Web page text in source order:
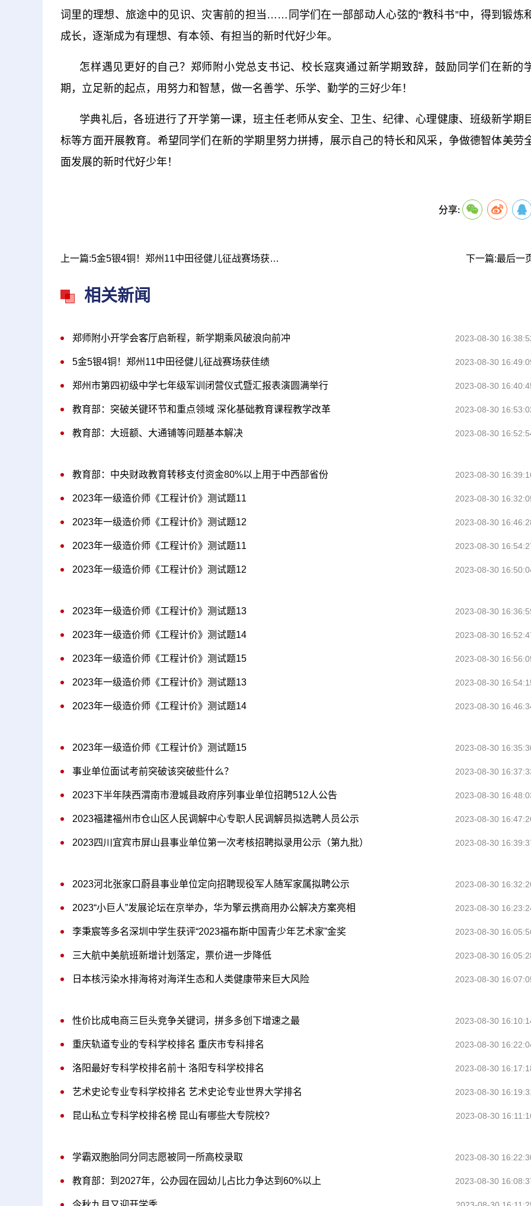
词里的理想、旅途中的见识、灾害前的担当……同学们在一部部动人心弦的“教科书”中，得到锻炼
成长，逐渐成为有理想、有本领、有担当的新时代好少年。
怎样遇见更好的自己？郑师附小党总支书记、校长寇爽通过新学期致辞，鼓励同学们在新的
期，立足新的起点，用努力和智慧，做一名善学、乐学、勤学的三好少年！
学典礼后，各班进行了开学第一课，班主任老师从安全、卫生、纪律、心理健康、班级新学期
标等方面开展教育。希望同学们在新的学期里努力拼搏，展示自己的特长和风采，争做德智体美劳
面发展的新时代好少年！
分享:
上一篇:5金5银4铜！郑州11中田径健儿征战赛场获佳绩 下一篇:最后一
相关新闻
郑师附小开学会客厅启新程，新学期乘风破浪向前冲 2023-08-30
5金5银4铜！郑州11中田径健儿征战赛场获佳绩 2023-08-30
郑州市第四初级中学七年级军训闭营仪式暨汇报表演圆满举行 2023-08-30
教育部：突破关键环节和重点领域 深化基础教育课程教学改革 2023-08-30
教育部：大班额、大通铺等问题基本解决 2023-08-30
教育部：中央财政教育转移支付资金80%以上用于中西部省份 2023-08-30
2023年一级造价师《工程计价》测试题11 2023-08-30
2023年一级造价师《工程计价》测试题12 2023-08-30
2023年一级造价师《工程计价》测试题11 2023-08-30
2023年一级造价师《工程计价》测试题12 2023-08-30
2023年一级造价师《工程计价》测试题13 2023-08-30
2023年一级造价师《工程计价》测试题14 2023-08-30
2023年一级造价师《工程计价》测试题15 2023-08-30
2023年一级造价师《工程计价》测试题13 2023-08-30
2023年一级造价师《工程计价》测试题14 2023-08-30
2023年一级造价师《工程计价》测试题15 2023-08-30
事业单位面试考前突破该突破些什么？ 2023-08-30
2023下半年陕西渭南市澄城县政府序列事业单位招聘512人公告 2023-08-30
2023福建福州市仓山区人民调解中心专职人民调解员拟选聘人员公示 2023-08-30
2023四川宜宾市屏山县事业单位第一次考核招聘拟录用公示（第九批） 2023-08-30
2023河北张家口蔚县事业单位定向招聘现役军人随军家属拟聘公示 2023-08-30
2023“小巨人”发展论坛在京举办，华为擎云携商用办公解决方案亮相 2023-08-30
李秉宸等多名深圳中学生获评“2023福布斯中国青少年艺术家”金奖 2023-08-30
三大航中美航班新增计划落定，票价进一步降低 2023-08-30
日本核污染水排海将对海洋生态和人类健康带来巨大风险 2023-08-30
性价比成电商三巨头竞争关键词，拼多多创下增速之最 2023-08-30
重庆轨道专业的专科学校排名 重庆市专科排名 2023-08-30
洛阳最好专科学校排名前十 洛阳专科学校排名 2023-08-30
艺术史论专业专科学校排名 艺术史论专业世界大学排名 2023-08-30
昆山私立专科学校排名榜 昆山有哪些大专院校? 2023-08-30
学霸双胞胎同分同志愿被同一所高校录取 2023-08-30
教育部：到2027年，公办园在园幼儿占比力争达到60%以上 2023-08-30